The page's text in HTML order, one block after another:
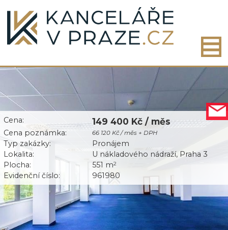
Cena: 149 400 Kč / měs
Cena poznámka: 66 120 Kč / měs + DPH
Typ zakázky:
Pronájem
Lokalita:
U nákladového nádraží, Praha 3
Plocha:
551 m2
Evidenční číslo: 961980